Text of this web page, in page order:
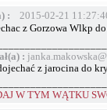
:
2015-02-21
z Gorzowa Wlkp
:
z jarocina do
W TYM WĄTKU